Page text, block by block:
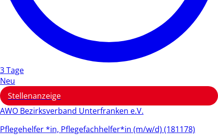
3 Tage
Neu
Stellenanzeige
AWO Bezirksverband Unterfranken e.V.
Pflegehelfer *in, Pflegefachhelfer*in (m/w/d) (181178)